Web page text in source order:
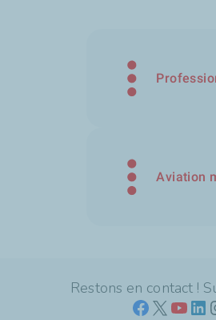
Aviation
Restons en contact !